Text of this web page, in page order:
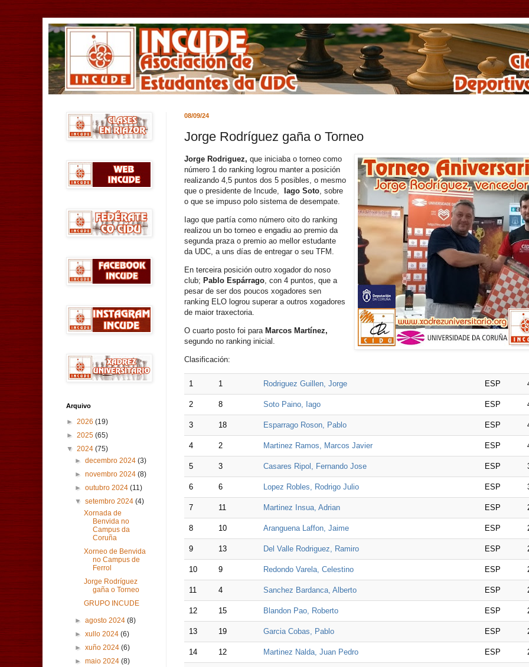
08/09/24
Jorge Rodríguez gaña o Torneo
Jorge Rodriguez, que iniciaba o torneo como
número 1 do ranking logrou manter a posición
realizando 4,5 puntos dos 5 posibles, o mesmo
que o presidente de Incude, Iago Soto , sobre
o que se impuso polo sistema de desempate.
Iago que partía como número oito do ranking
realizou un bo torneo e engadiu ao premio da
segunda praza o premio ao mellor estudante
da UDC, a uns días de entregar o seu TFM.
En terceira posición outro xogador do noso
club; Pablo Espárrago, con 4 puntos, que a
pesar de ser dos poucos xogadores sen
ranking ELO logrou superar a outros xogadores
de maior traxectoria.
O cuarto posto foi para Marcos Martínez,
segundo no ranking inicial.
Clasificación:
1 1 Rodriguez Guillen, Jorge ESP
2 8 Soto Paino, Iago ESP
3 18 Esparrago Roson, Pablo ESP
4 2 Martinez Ramos, Marcos Javier ESP
5 3 Casares Ripol, Fernando Jose ESP
6 6 Lopez Robles, Rodrigo Julio ESP
7 11 Martinez Insua, Adrian ESP
8 10 Aranguena Laffon, Jaime ESP
9 13 Del Valle Rodriguez, Ramiro ESP
10 9 Redondo Varela, Celestino ESP
11 4 Sanchez Bardanca, Alberto ESP
12 15 Blandon Pao, Roberto ESP
13 19 Garcia Cobas, Pablo ESP
14 12 Martinez Nalda, Juan Pedro ESP
Arquivo
► 2026 (19)
► 2025 (65)
▼ 2024 (75)
►decembro 2024(3)
►novembro 2024(8)
►outubro 2024(11)
▼setembro 2024(4)
Xornada de
Benvida no
Campus da
Coruña
Xorneo de Benvida
no Campus de
Ferrol
Jorge Rodríguez
gaña o Torneo
GRUPO INCUDE
►agosto 2024(8)
►xullo 2024(6)
►xuño 2024(6)
►maio 2024(8)